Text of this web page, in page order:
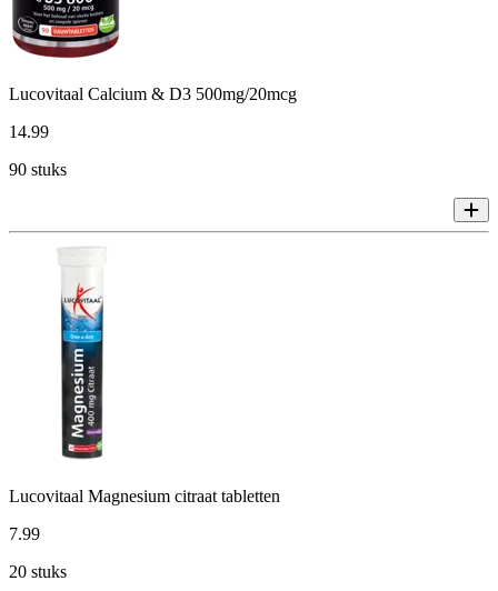
Lucovitaal Calcium & D3 500mg/20mcg
14.99
90 stuks
Lucovitaal Magnesium citraat tabletten
7.99
20 stuks